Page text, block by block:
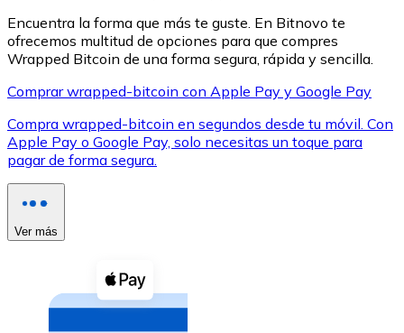
XRP
Ver todo
Compra criptomonedas con efectivo en tu tienda más
Comprar con efectivo
Transferencia SEPA
Añade fondos a tu cuenta Bitnovo o realiza compras
Encuentra la forma que más te guste. En Bitnovo te
ofrecemos multitud de opciones para que compres
Wrapped Bitcoin de una forma segura, rápida y sencilla.
Comprar wrapped-bitcoin con Apple Pay y Google Pay
Compra wrapped-bitcoin en segundos desde tu móvil. Con
Apple Pay o Google Pay, solo necesitas un toque para
pagar de forma segura.
Ver más